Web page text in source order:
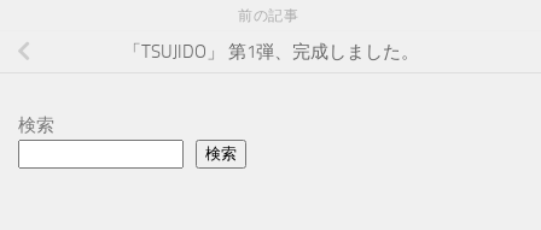
前の記事
「TSUJIDO」 第1弾、完成しました。
検索
検索